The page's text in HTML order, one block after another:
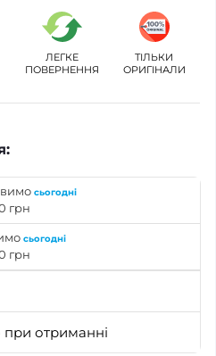
ЛЕГКЕ
ПОВЕРНЕННЯ
ТІЛЬКИ
ОРИГІНАЛИ
сьогодні
грн
сьогодні
грн
при отриманні